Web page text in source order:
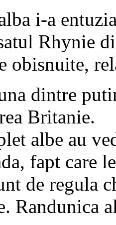
i-a
Rhynie
obisnuite,
dintre
Britanie.
albe au
fapt care
de regula
Randunica